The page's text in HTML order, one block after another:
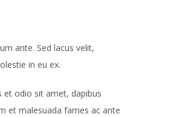
ante. Sed lacus velit,
in eu ex.
et odio sit amet, dapibus
et malesuada fames ac ante